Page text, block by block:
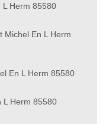
L Herm 85580
Michel En L Herm
En L Herm 85580
L Herm 85580